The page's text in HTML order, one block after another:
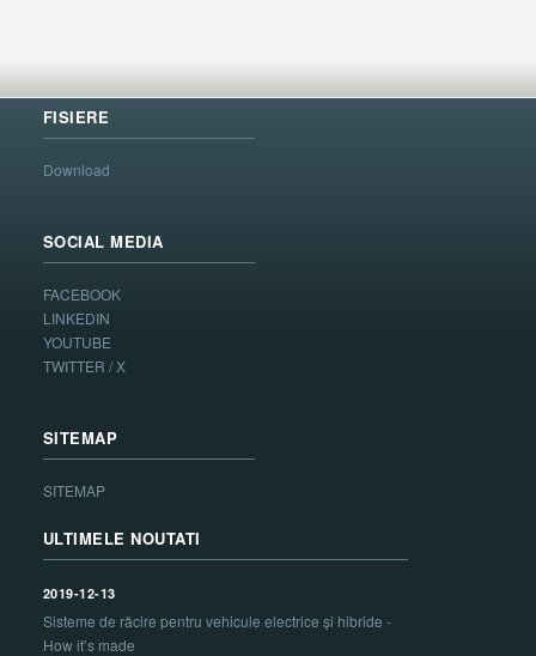
FISIERE
Download
SOCIAL MEDIA
FACEBOOK
LINKEDIN
YOUTUBE
TWITTER / X
SITEMAP
SITEMAP
ULTIMELE NOUTATI
2019-12-13
Sisteme de răcire pentru vehicule electrice și hibride -
How it’s made